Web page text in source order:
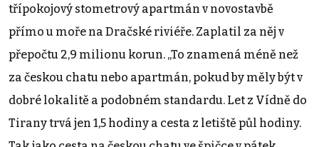
třípokojový stometrový apartmán v novostavbě
přímo u moře na Dračské riviéře. Zaplatil za něj v
přepočtu 2,9 milionu korun. „To znamená méně než
za českou chatu nebo apartmán, pokud by měly být v
dobré lokalitě a podobném standardu. Let z Vídně do
Tirany trvá jen 1,5 hodiny a cesta z letiště půl hodiny.